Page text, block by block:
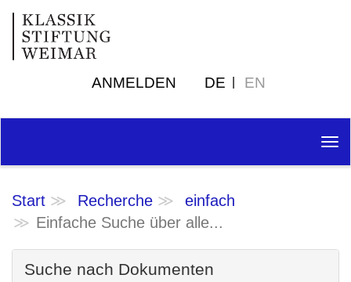
ANMELDEN DE EN
Start Recherche
einfach
Einfache Suche über alle...
Suche nach Dokumenten